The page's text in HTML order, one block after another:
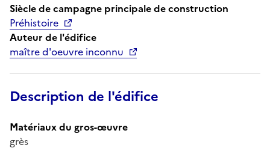
Siècle de campagne principale de construction
Préhistoire
Auteur de l'édifice
maître d'oeuvre inconnu
Description de l'édifice
Matériaux du gros-œuvre
grès